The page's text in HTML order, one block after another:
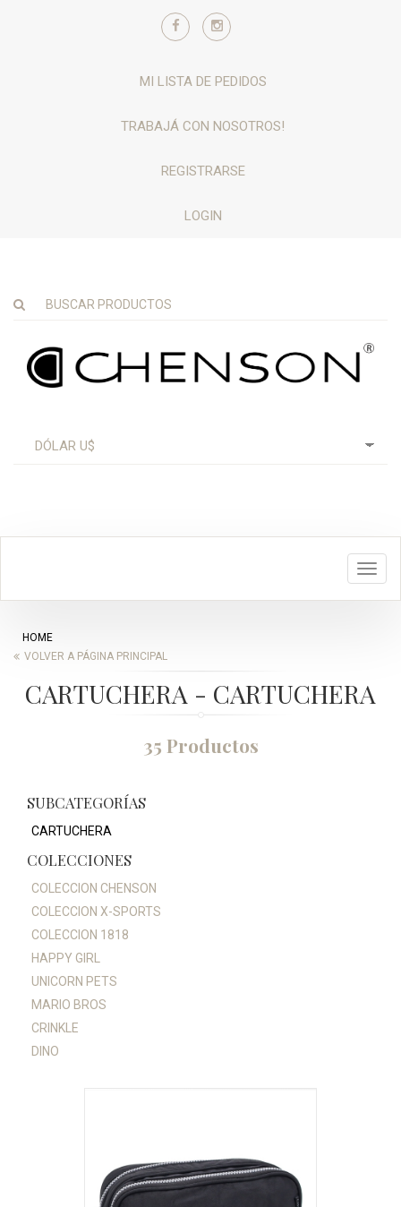
MI LISTA DE PEDIDOS
TRABAJÁ CON NOSOTROS!
REGISTRARSE
LOGIN
HOME
VOLVER A PÁGINA PRINCIPAL
CARTUCHERA - CARTUCHERA
35 Productos
SUBCATEGORÍAS
CARTUCHERA
COLECCIONES
COLECCION CHENSON
COLECCION X-SPORTS
COLECCION 1818
HAPPY GIRL
UNICORN PETS
MARIO BROS
CRINKLE
DINO